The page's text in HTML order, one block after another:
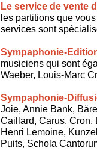
Le service de vente
les partitions que
services sont
Sympaphonie-
musiciens qui sont
Waeber, Louis-Marc
Sympaphonie-
Joie, Annie Bank,
Caillard, Carus, Cron,
Henri Lemoine,
Puits, Schola